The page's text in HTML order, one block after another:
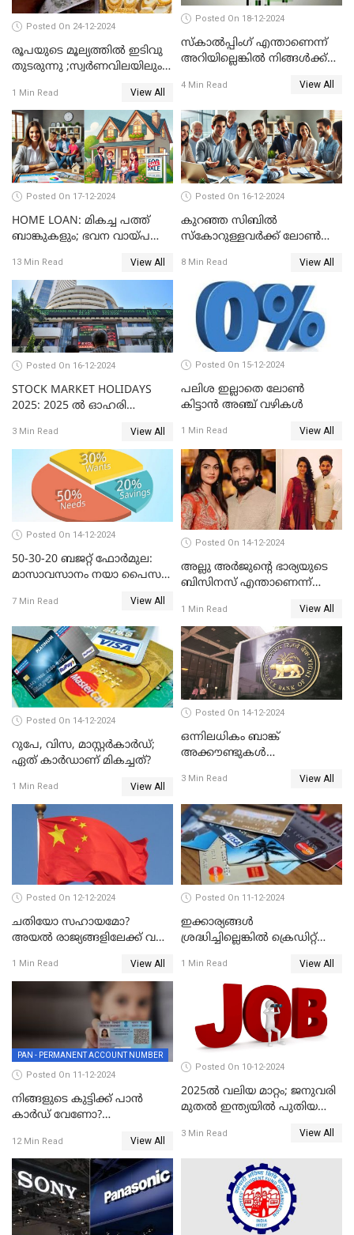
Posted On 24-12-2024
രൂപയുടെ മൂല്യത്തില്‍ ഇടിവു
തുടരുന്നു ;സ്വര്‍ണവിലയിലും
1 Min Read View All
Posted On 18-12-2024
സ്കാൽപ്പിംഗ് എന്താണെന്ന്
അറിയില്ലെങ്കിൽ നിങ്ങൾക്ക്
4 Min Read View All
Posted On 17-12-2024
HOME LOAN: മികച്ച പത്ത്
ബാങ്കുകളും; ഭവന വായ്പ
13 Min Read View All
Posted On 16-12-2024
കുറഞ്ഞ സിബിൽ
സ്കോറുള്ളവർക്ക് ലോൺ
8 Min Read View All
Posted On 16-12-2024
STOCK MARKET HOLIDAYS
2025: 2025 ൽ ഓഹരി
ദിനങ്ങൾ
3 Min Read View All
Posted On 15-12-2024
പലിശ ഇല്ലാതെ ലോൺ
കിട്ടാൻ അഞ്ച് വഴികൾ
1 Min Read View All
Posted On 14-12-2024
50-30-20 ബജറ്റ് ഫോർമുല:
മാസാവസാനം നയാ പൈസ
7 Min Read View All
Posted On 14-12-2024
അല്ലു അർജുൻ്റെ ഭാര്യയുടെ
ബിസിനസ് എന്താണെന്ന്
1 Min Read View All
Posted On 14-12-2024
റുപേ, വിസ, മാസ്റ്റർകാർഡ്;
ഏത് കാർഡാണ് മികച്ചത്?
1 Min Read View All
Posted On 14-12-2024
ഒന്നിലധികം ബാങ്ക്
അക്കൗണ്ടുകൾ
ബി ഐ പറയുന്നത് എന്താണ്?
3 Min Read View All
Posted On 12-12-2024
ചതിയോ സഹായമോ?
അയൽ രാജ്യങ്ങളിലേക്ക് വൻ
ചൈന
1 Min Read View All
Posted On 11-12-2024
ഇക്കാര്യങ്ങൾ
ശ്രദ്ധിച്ചില്ലെങ്കിൽ ക്രെഡിറ്റ്
1 Min Read View All
PAN - PERMANENT ACCOUNT NUMBER
Posted On 11-12-2024
നിങ്ങളുടെ കുട്ടിക്ക് പാൻ
കാർഡ് വേണോ?
എങ്ങനെയാണെന്ന് നോക്കാം
12 Min Read View All
Posted On 10-12-2024
2025ൽ വലിയ മാറ്റം; ജനുവരി
മുതൽ ഇന്ത്യയിൽ പുതിയ
3 Min Read View All